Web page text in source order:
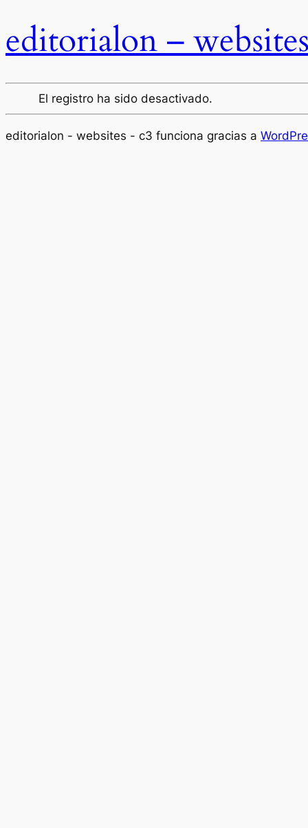
editorialon –
El registro ha sido desactivado.
editorialon - websites - c3 funciona gracias a